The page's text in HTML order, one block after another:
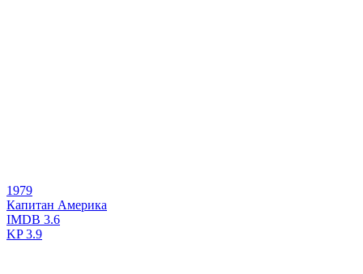
1979
Капитан Америка
IMDB 3.6
KP3.9